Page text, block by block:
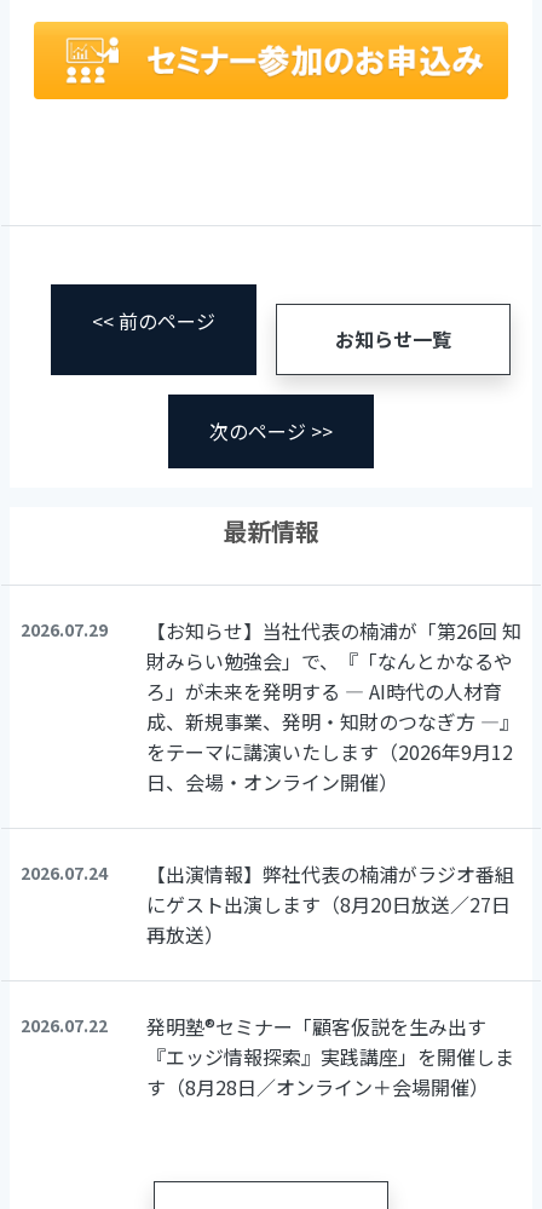
<< 前のページ
お知らせ一覧
次のページ >>
最新情報
2026.07.29
【お知らせ】当社代表の楠浦が「第26回 知
財みらい勉強会」で、『「なんとかなるや
ろ」が未来を発明する ― AI時代の人材育
成、新規事業、発明・知財のつなぎ方 ―』
をテーマに講演いたします（2026年9月12
日、会場・オンライン開催）
2026.07.24
【出演情報】弊社代表の楠浦がラジオ番組
にゲスト出演します（8月20日放送／27日
再放送）
2026.07.22
発明塾®セミナー「顧客仮説を生み出す
『エッジ情報探索』実践講座」を開催しま
す（8月28日／オンライン＋会場開催）